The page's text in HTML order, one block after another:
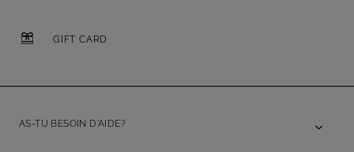
GIFT CARD
AS-TU BESOIN D'AIDE?